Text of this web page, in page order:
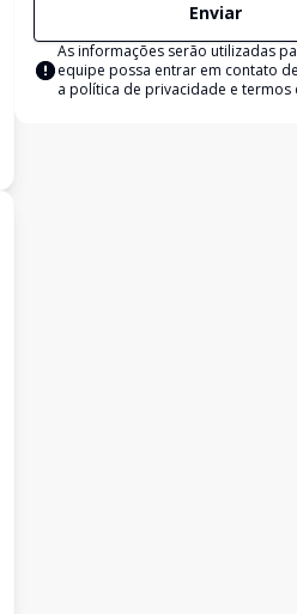
Enviar
As informações serão utilizadas
equipe possa entrar em contato
a política de privacidade e termos